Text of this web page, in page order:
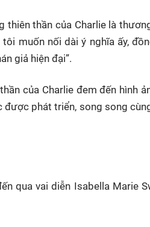
thiên thần của Charlie là
muốn nối dài ý nghĩa ấy,
giả hiện đại”.
của Charlie đem đến hình
phát triển, song song
qua vai diễn Isabella Marie